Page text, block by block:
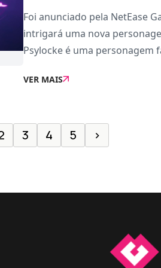
Foi anunciado pela NetEase
intrigará uma nova
Psylocke é uma personagem
espadas. No jogo tem um
VER MAIS
3 4 5 ›